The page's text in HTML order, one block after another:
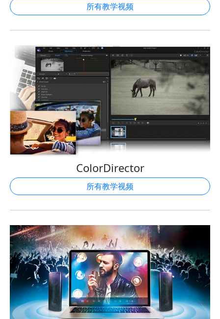
所有教学视频
ColorDirector
所有教学视频